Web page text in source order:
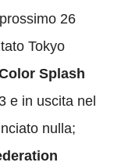
26
Tokyo
Splash
e in uscita nel
nulla;